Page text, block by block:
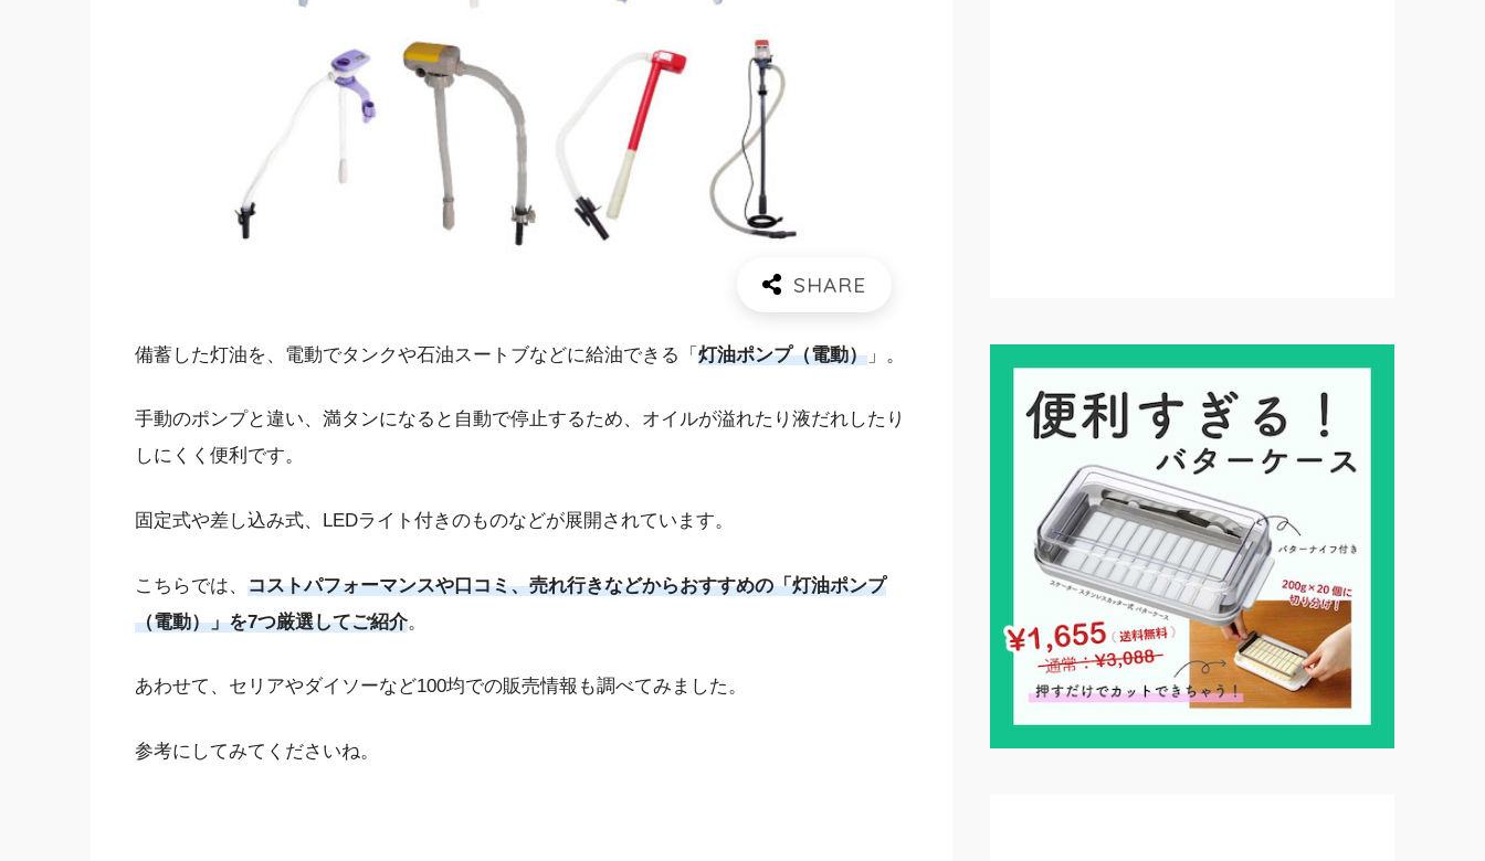
備蓄した灯油を、電動でタンクや石油スートブなどに給油できる「 灯油ポンプ（電動） 」。
手動のポンプと違い、満タンになると自動で停止するため、オイルが溢れたり液だれしたり
しにくく便利です。
固定式や差し込み式、LEDライト付きのものなどが展開されています。
こちらでは、 コストパフォーマンスや口コミ、売れ行きなどからおすすめの「灯油ポンプ
（電動）」を7つ厳選してご紹介。
あわせて、セリアやダイソーなど100均での販売情報も調べてみました。
参考にしてみてくださいね。